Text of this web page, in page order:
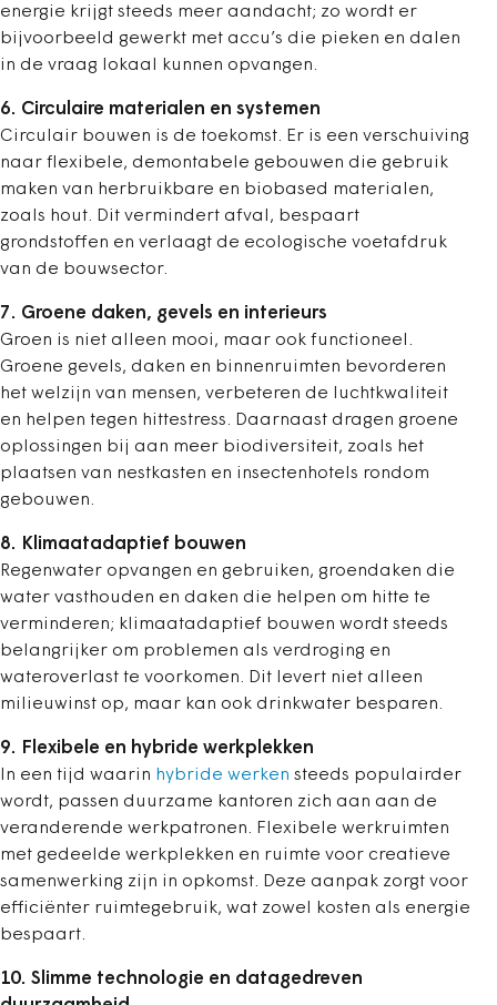
energie krijgt steeds meer aandacht; zo wordt er
bijvoorbeeld gewerkt met accu’s die pieken en dalen
in de vraag lokaal kunnen opvangen.
6. Circulaire materialen en systemen
Circulair bouwen is de toekomst. Er is een verschuiving
naar flexibele, demontabele gebouwen die gebruik
maken van herbruikbare en biobased materialen,
zoals hout. Dit vermindert afval, bespaart
grondstoffen en verlaagt de ecologische voetafdruk
van de bouwsector.
7. Groene daken, gevels en interieurs
Groen is niet alleen mooi, maar ook functioneel.
Groene gevels, daken en binnenruimten bevorderen
het welzijn van mensen, verbeteren de luchtkwaliteit
en helpen tegen hittestress. Daarnaast dragen groene
oplossingen bij aan meer biodiversiteit, zoals het
plaatsen van nestkasten en insectenhotels rondom
gebouwen.
8. Klimaatadaptief bouwen
Regenwater opvangen en gebruiken, groendaken die
water vasthouden en daken die helpen om hitte te
verminderen; klimaatadaptief bouwen wordt steeds
belangrijker om problemen als verdroging en
wateroverlast te voorkomen. Dit levert niet alleen
milieuwinst op, maar kan ook drinkwater besparen.
9. Flexibele en hybride werkplekken
In een tijd waarin hybride werken steeds populairder
wordt, passen duurzame kantoren zich aan aan de
veranderende werkpatronen. Flexibele werkruimten
met gedeelde werkplekken en ruimte voor creatieve
samenwerking zijn in opkomst. Deze aanpak zorgt voor
efficiënter ruimtegebruik, wat zowel kosten als energie
bespaart.
10. Slimme technologie en datagedreven